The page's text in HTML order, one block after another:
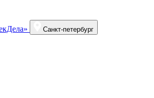
Санкт-петербург